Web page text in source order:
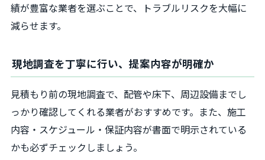
績が豊富な業者を選ぶことで、トラブルリスクを大幅に
減らせます。
現地調査を丁寧に行い、提案内容が明確か
見積もり前の現地調査で、配管や床下、周辺設備までし
っかり確認してくれる業者がおすすめです。また、施工
内容・スケジュール・保証内容が書面で明示されている
かも必ずチェックしましょう。